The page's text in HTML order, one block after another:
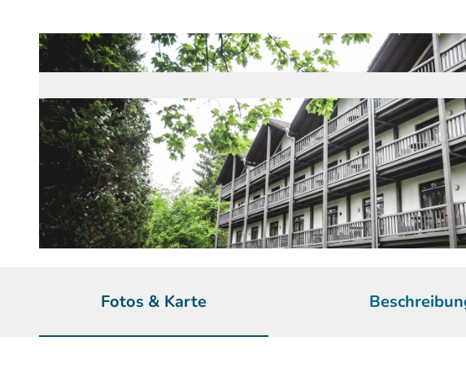
Fotos & Karte